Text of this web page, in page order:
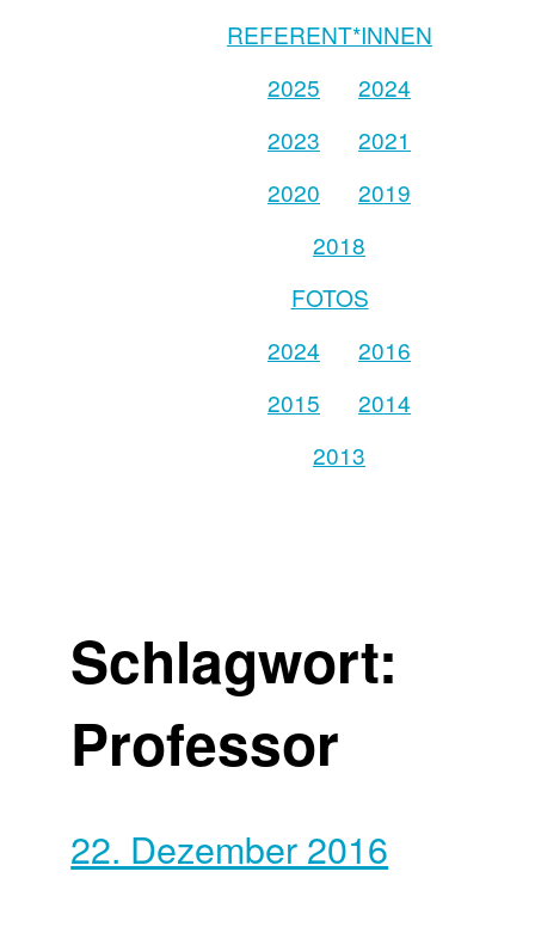
REFERENT*INNEN
2025
2024
2023
2021
2020
2019
2018
FOTOS
2024
2016
2015
2014
2013
Schlagwort:
Professor
22. Dezember 2016